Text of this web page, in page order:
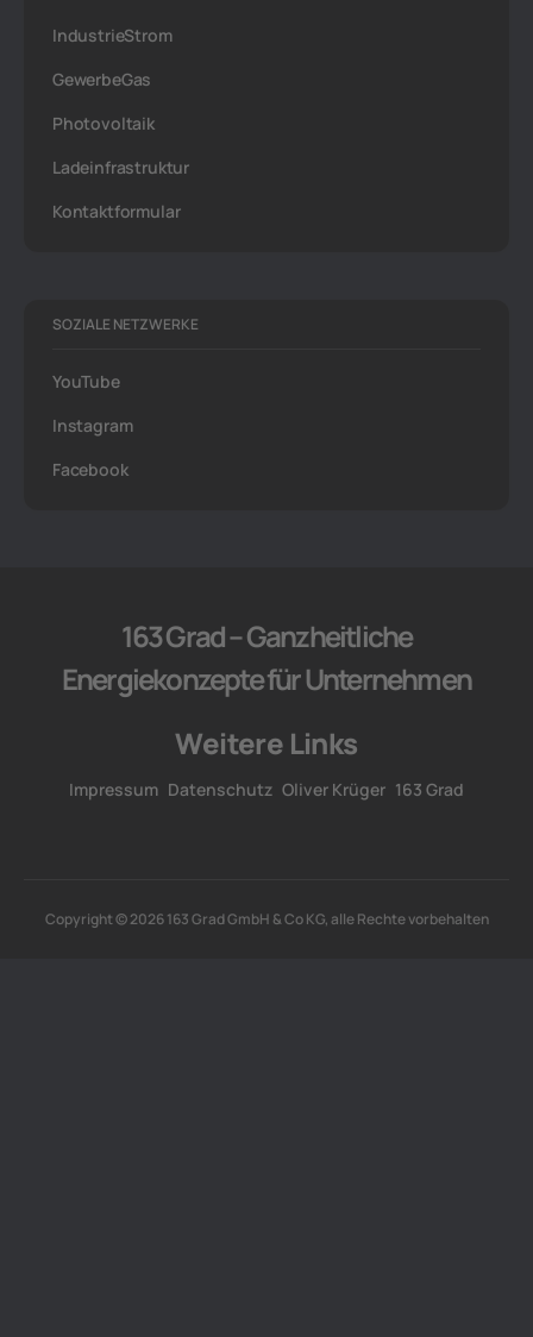
IndustrieStrom
GewerbeGas
Photovoltaik
Ladeinfrastruktur
Kontaktformular
SOZIALE NETZWERKE
YouTube
Instagram
Facebook
163 Grad – Ganzheitliche
Energiekonzepte für Unternehmen
Weitere Links
Impressum Datenschutz Oliver Krüger 163 Grad
Copyright © 2026 163 Grad GmbH & Co KG, alle Rechte vorbehalten